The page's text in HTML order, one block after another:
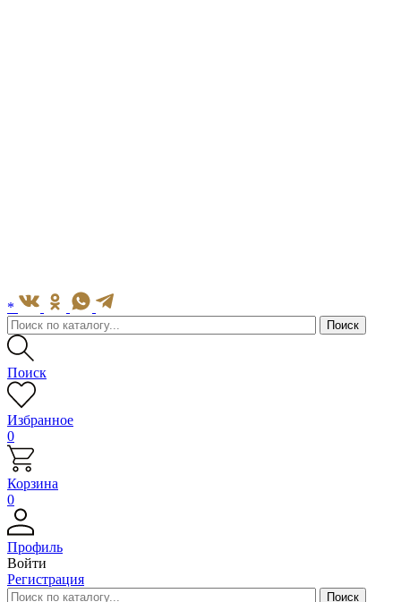
*
Поиск
Избранное
0
Корзина
0
Профиль
Войти
Регистрация